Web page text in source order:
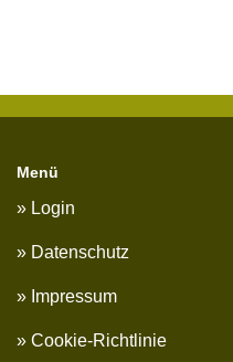
Menü
Login
Datenschutz
Impressum
Cookie-Richtlinie